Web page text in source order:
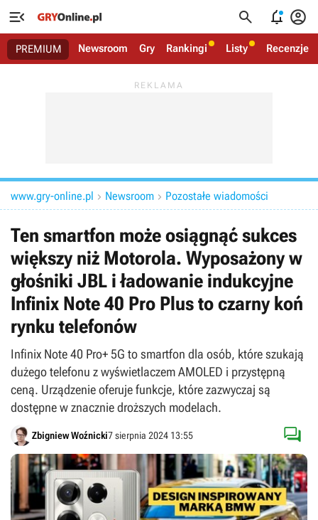
   
PREMIUM Newsroom Gry Rankingi Listy Recenzje
www.gry-online.pl  Newsroom  Pozostałe wiadomości
Ten smartfon może osiągnąć sukces
większy niż Motorola. Wyposażony w
głośniki JBL i ładowanie indukcyjne
Infinix Note 40 Pro Plus to czarny koń
rynku telefonów
Infinix Note 40 Pro+ 5G to smartfon dla osób, które szukają
dużego telefonu z wyświetlaczem AMOLED i przystępną
ceną. Urządzenie oferuje funkcje, które zazwyczaj są
dostępne w znacznie droższych modelach.
Zbigniew Woźnicki7 sierpnia 2024 13:55 